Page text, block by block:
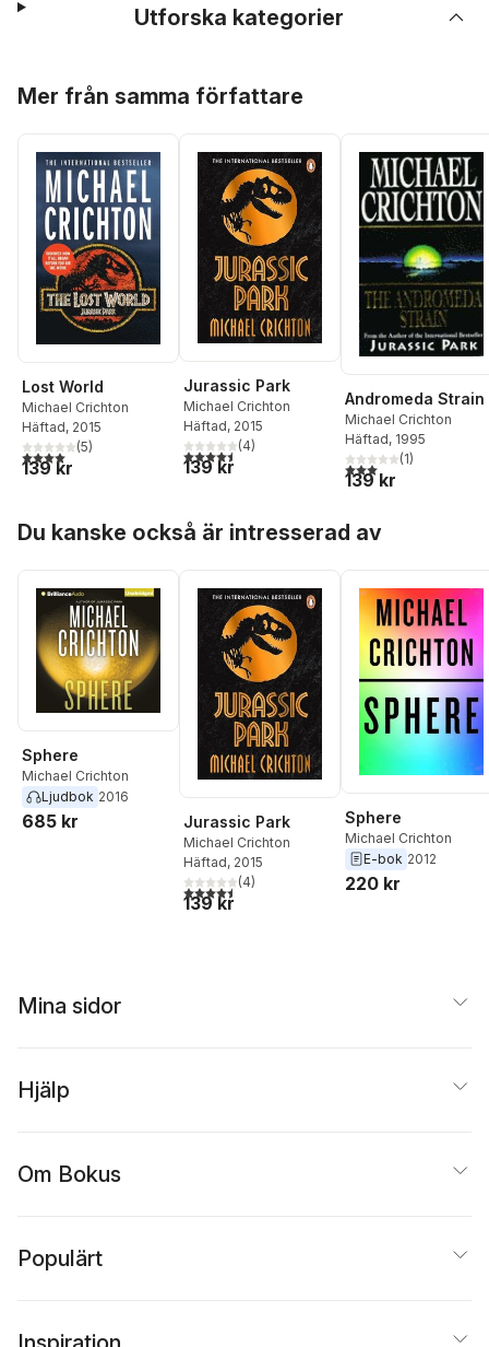
Utforska kategorier
Mer från samma författare
Lost World
Michael Crichton
Häftad, 2015
4,0utav 5 stjärnor. Totalt antal röster:
(5)
139 kr
Jurassic Park
Michael Crichton
Häftad, 2015
4,5utav 5 stjärnor. Totalt antal röster:
(4)
139 kr
Andromeda Strain
Michael Crichton
Häftad, 1995
3,0utav 5 stjärnor.
(1)
139 kr
Du kanske också är intresserad av
Sphere
Michael Crichton
Ljudbok 2016
685 kr Jurassic Park
Michael Crichton
Häftad, 2015
4,5utav 5 stjärnor. Totalt antal röster:
(4)
139 kr
Sphere
Michael Crichton
E-bok 2012
220 kr
Mina sidor
Hjälp
Om Bokus
Populärt